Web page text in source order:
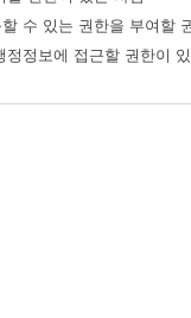
수 있는 권한을 부여할
정보에 접근할 권한이